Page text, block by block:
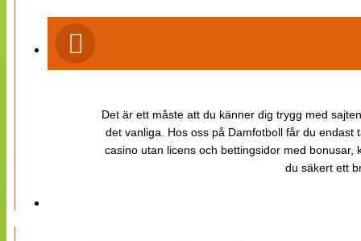
Det är ett måste att du känner dig trygg med
det vanliga. Hos oss på Damfotboll får du
casino utan licens och bettingsidor med
du säkert ett